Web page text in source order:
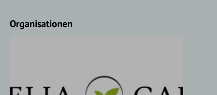
Organisationen